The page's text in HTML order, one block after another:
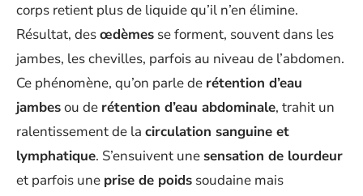
corps retient plus de liquide qu’il n’en élimine.
Résultat, desœdèmes se forment, souvent dans les
jambes, les chevilles, parfois au niveau de l’abdomen.
Ce phénomène, qu’on parle de rétention d’eau
jambesou de rétention d’eau abdominale, trahit un
ralentissement de la circulation sanguine et
lymphatique. S’ensuivent une sensation de lourdeur
et parfois une prise de poids soudaine mais